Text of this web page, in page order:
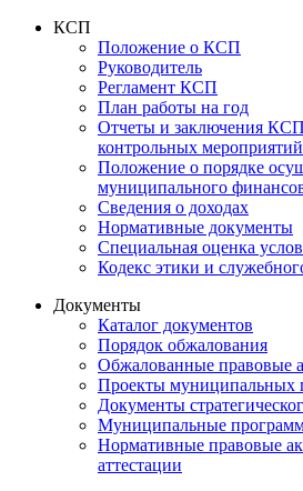
КСП
Положение о КСП
Руководитель
Регламент КСП
План работы на год
Отчеты и заключения
контрольных мероприятий
Положение о порядке
муниципального
Сведения о доходах
Нормативные документы
Специальная оценка
Кодекс этики и
Документы
Каталог документов
Порядок обжалования
Обжалованные правовые
Проекты муниципальных
Документы
Муниципальные
Нормативные правовые
аттестации